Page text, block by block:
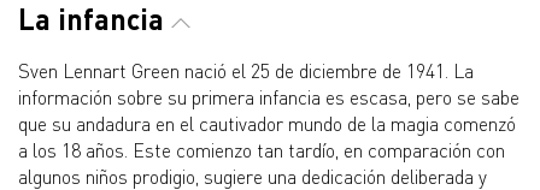
La infancia
Sven Lennart Green nació el 25 de diciembre de 1941. La
información sobre su primera infancia es escasa, pero se sabe
que su andadura en el cautivador mundo de la magia comenzó
a los 18 años. Este comienzo tan tardío, en comparación con
algunos niños prodigio, sugiere una dedicación deliberada y